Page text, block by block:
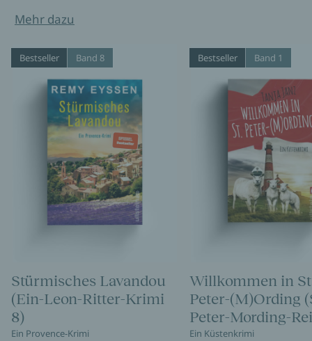
Mehr dazu
Bestseller Band 8
Stürmisches Lavandou
(Ein-Leon-Ritter-Krimi
8)
Ein Provence-Krimi
Bestseller Band 1
Willkommen in
Peter-(M)Ording
Peter-Mording-
Ein Küstenkrimi